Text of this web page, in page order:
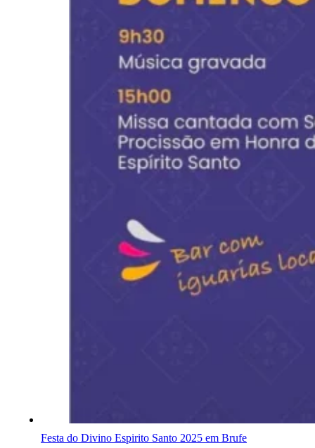
Festa do Divino Espirito Santo 2025 em Brufe